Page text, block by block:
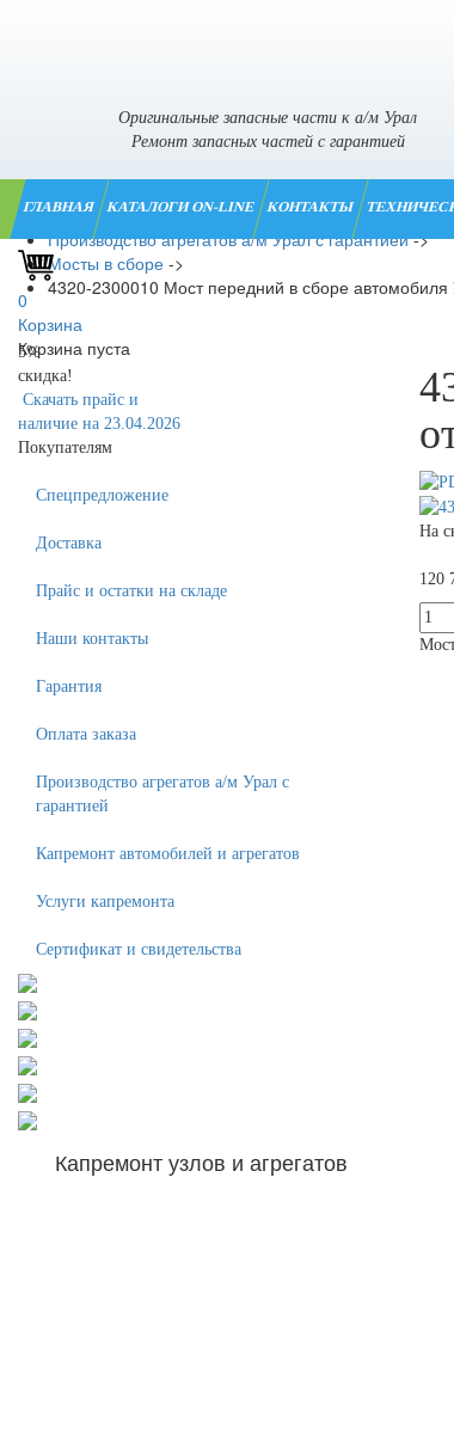
Оригинальные запасные части к а/м Урал
Ремонт запасных частей с гарантией
ГЛАВНАЯ КАТАЛОГИ ON-LINE КОНТАКТЫ
0
Корзина
Корзина пуста
Главная ->
Производство агрегатов а/м Урал с гарантией ->
Мосты в сборе ->
4320-2300010 Мост передний в сборе автомобиля
5%
скидка!
Скачать прайс и
наличие на 23.04.2026
Покупателям
Спецпредложение
Доставка
Прайс и остатки на складе
Наши контакты
Гарантия
Оплата заказа
Производство агрегатов а/м Урал с
гарантией
Капремонт автомобилей и агрегатов
Услуги капремонта
Сертификат и свидетельства
На
120
Капремонт узлов и агрегатов